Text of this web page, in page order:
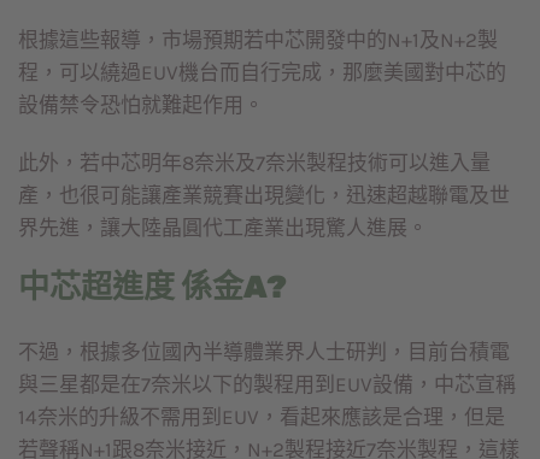
根據這些報導，市場預期若中芯開發中的N+1及N+2製
程，可以繞過EUV機台而自行完成，那麼美國對中芯的
設備禁令恐怕就難起作用。
此外，若中芯明年8奈米及7奈米製程技術可以進入量
產，也很可能讓產業競賽出現變化，迅速超越聯電及世
界先進，讓大陸晶圓代工產業出現驚人進展。
中芯超進度 係金A?
不過，根據多位國內半導體業界人士研判，目前台積電
與三星都是在7奈米以下的製程用到EUV設備，中芯宣稱
14奈米的升級不需用到EUV，看起來應該是合理，但是
若聲稱N+1跟8奈米接近，N+2製程接近7奈米製程，這樣